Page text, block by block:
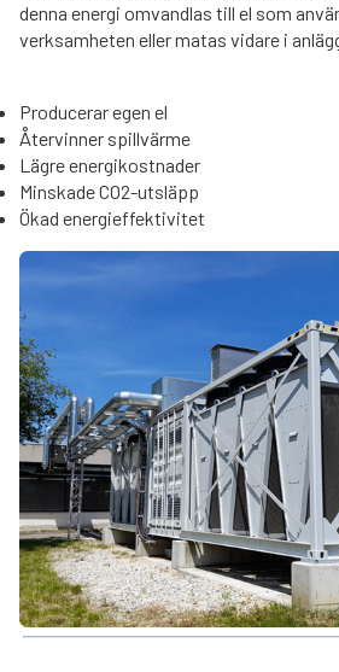
denna energi omvandlas till el som
verksamheten eller matas vidare i
Producerar egen el
Återvinner spillvärme
Lägre energikostnader
Minskade CO2-utsläpp
Ökad energieffektivitet